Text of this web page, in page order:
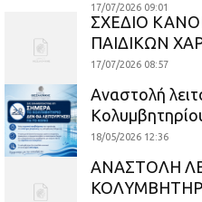
17/07/2026 09:01
ΣΧΕΔΙΟ
ΠΑΙΔΙΚΩΝ
17/07/2026 08:57
Αναστολή
18/05/2026 12:36
ΑΝΑΣΤΟΛΗ